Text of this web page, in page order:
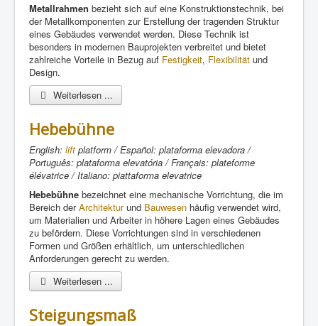
Metallrahmen bezieht sich auf eine Konstruktionstechnik, bei
der Metallkomponenten zur Erstellung der tragenden Struktur
eines Gebäudes verwendet werden. Diese Technik ist
besonders in modernen Bauprojekten verbreitet und bietet
zahlreiche Vorteile in Bezug auf Festigkeit, Flexibilität und
Design.
Weiterlesen ...
Hebebühne
English: lift platform / Español: plataforma elevadora /
Português: plataforma elevatória / Français: plateforme
élévatrice / Italiano: piattaforma elevatrice
Hebebühne bezeichnet eine mechanische Vorrichtung, die im
Bereich derArchitekturund Bauwesen häufig verwendet wird,
um Materialien und Arbeiter in höhere Lagen eines Gebäudes
zu befördern. Diese Vorrichtungen sind in verschiedenen
Formen und Größen erhältlich, um unterschiedlichen
Anforderungen gerecht zu werden.
Weiterlesen ...
Steigungsmaß